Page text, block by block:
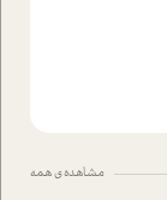
مشاهده ی همه